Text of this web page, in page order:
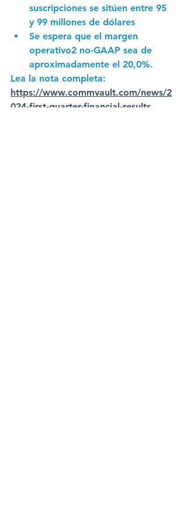
suscripciones se sitúen entre 95
y 99 millones de dólares
Se espera que el margen
operativo2 no-GAAP sea de
aproximadamente el 20,0%.
Lea la nota completa:
https://www.commvault.com/news/2
024-first-quarter-financial-results